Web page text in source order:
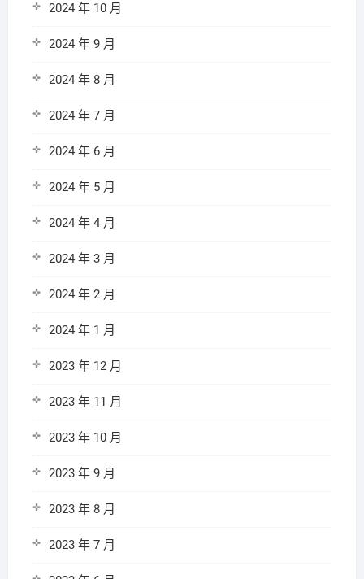
2024 年 10 月
2024 年 9 月
2024 年 8 月
2024 年 7 月
2024 年 6 月
2024 年 5 月
2024 年 4 月
2024 年 3 月
2024 年 2 月
2024 年 1 月
2023 年 12 月
2023 年 11 月
2023 年 10 月
2023 年 9 月
2023 年 8 月
2023 年 7 月